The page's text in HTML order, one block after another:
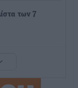
των 7
για το ΕΧΠ